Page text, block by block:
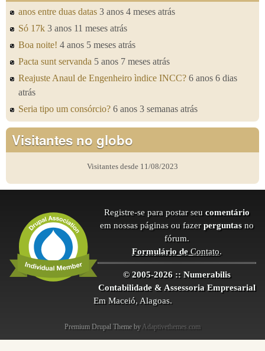
anos entre duas datas 3 anos 4 meses atrás
Só 17k 3 anos 11 meses atrás
Boa noite! 4 anos 5 meses atrás
Pacta sunt servanda 5 anos 7 meses atrás
Reajuste Anaul de Engenheiro ìndice INCC? 6 anos 6 dias
atrás
Seria tipo um consórcio? 6 anos 3 semanas atrás
Visitantes no globo
Visitantes desde 11/08/2023
Registre-se para postar seu comentário
em nossas páginas ou fazer perguntas no
fórum.
Formulário deContato.
© 2005-2026 :: Numerabilis
Contabilidade & Assessoria Empresarial
Em Maceió, Alagoas.
Premium Drupal Theme by Adaptivethemes.com